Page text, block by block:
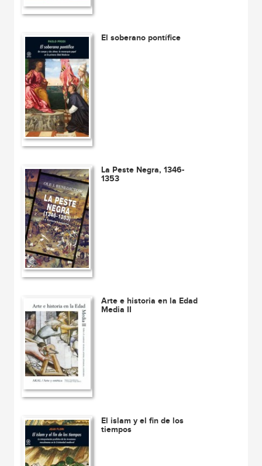
El soberano pontífice
La Peste Negra, 1346-
1353
Arte e historia en la Edad
Media II
El islam y el fin de los
tiempos